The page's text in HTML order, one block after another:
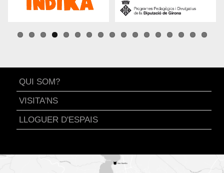
Previous
QUI SOM?
VISITA'NS
LLOGUER D'ESPAIS